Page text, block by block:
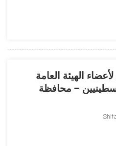
الهيئة العامة
– محافظة